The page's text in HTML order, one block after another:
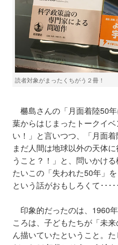
読者対象がまったくちがう２冊！
橳島さんの「月面着陸50
葉からはじまったトークイ
い！」と言いつつ、「月面着
まだ人間は地球以外の天体
うこと？！」と、問いかけ
たいこの「失われた50年」
という話がおもしろくて････
印象的だったのは、1960
ころは、子どもたちが「未
ん描いていたということ。